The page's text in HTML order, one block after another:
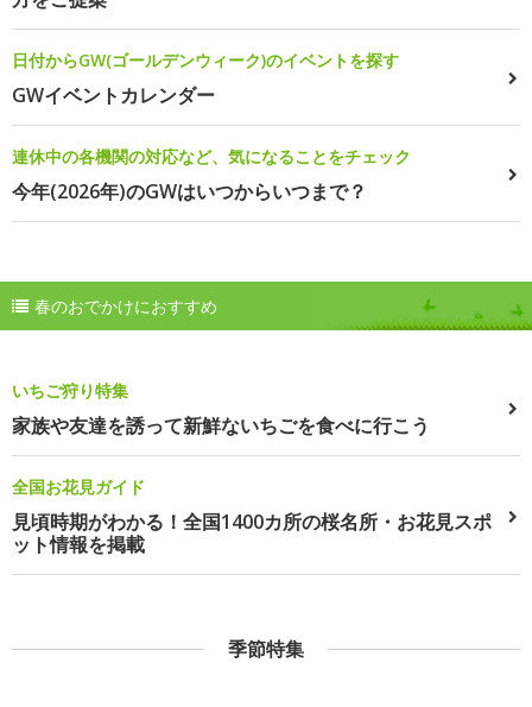
日付からGW(ゴールデンウィーク)のイベントを探す
GWイベントカレンダー
連休中の各機関の対応など、気になることをチェック
今年(2026年)のGWはいつからいつまで？
春のおでかけにおすすめ
いちご狩り特集
家族や友達を誘って新鮮ないちごを食べに行こう
全国お花見ガイド
見頃時期がわかる！全国1400カ所の桜名所・お花見スポ
ット情報を掲載
季節特集